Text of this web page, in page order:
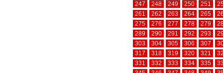
247
248 249 250 251
261
262 263 264 265
275
276 277 278 279
289
290 291 292 293
303
304 305 306 307
317
318 319 320 321
331
332 333 334 335